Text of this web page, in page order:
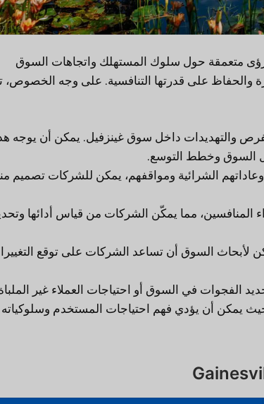
رؤى متعمقة حول سلوك المستهلك واتجاهات السوق
والحفاظ على قدرتها التنافسية. على وجه الخصوص،
والتهديدات داخل سوق غينزفيل. يمكن أن يوجه
السوق وخطط التوسع.
الشرائية ومواقفهم، يمكن للشركات تصميم
مما يمكّن الشركات من قياس أدائها
لأبحاث السوق أن تساعد الشركات على توقع
الفجوات في السوق أو احتياجات العملاء غير
يمكن أن يؤدي فهم احتياجات المستخدم وسلوكياته